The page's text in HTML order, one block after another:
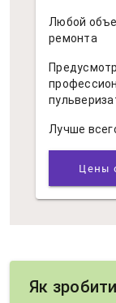
Любой
ремонта
Лучше
Як